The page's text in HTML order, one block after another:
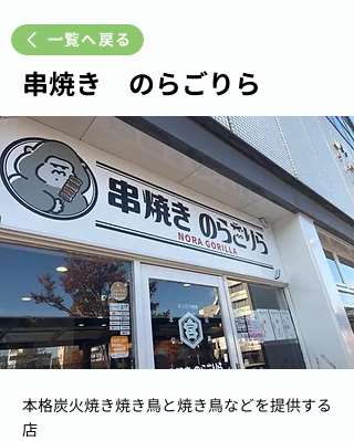
一覧へ戻る
串焼き のらごりら
本格炭火焼き焼き鳥と焼き鳥などを提供する
店